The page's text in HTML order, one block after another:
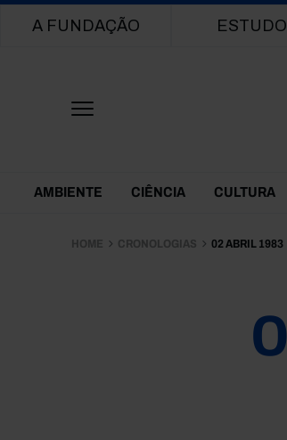
Main navigation
A FUNDAÇÃO
Themes Menu
AMBIENTE CIÊNCIA CULTURA
HOME CRONOLOGIAS 02 ABRIL 1983